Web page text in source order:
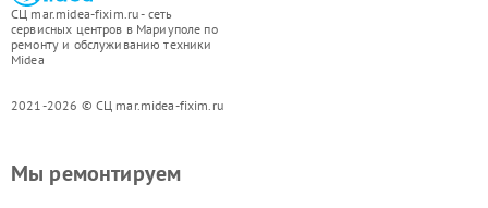
СЦ mar.midea-fixim.ru - сеть
сервисных центров в Мариуполе по
ремонту и обслуживанию техники
Midea
2021-2026 © СЦ mar.midea-fixim.ru
Мы ремонтируем